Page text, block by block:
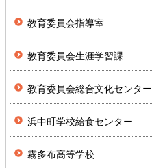
教育委員会指導室
教育委員会生涯学習課
教育委員会総合文化センター
浜中町学校給食センター
霧多布高等学校